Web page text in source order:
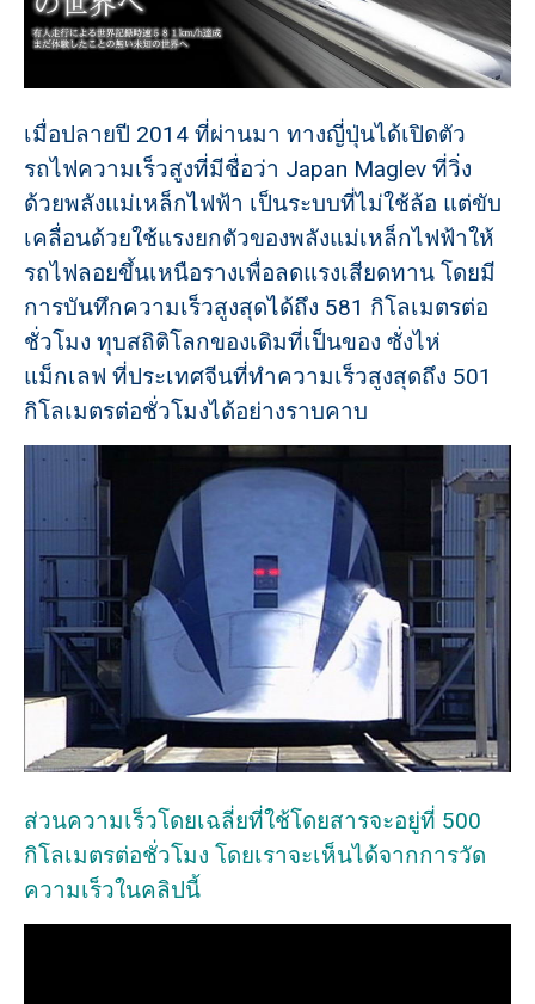
เมื่อปลายปี 2014 ที่ผ่านมา ทางญี่ปุ่นได้เปิดตัว
รถไฟความเร็วสูงที่มีชื่อว่า Japan Maglev ที่วิ่ง
ด้วยพลังแม่เหล็กไฟฟ้า เป็นระบบที่ไม่ใช้ล้อ แต่ขับ
เคลื่อนด้วยใช้แรงยกตัวของพลังแม่เหล็กไฟฟ้าให้
รถไฟลอยขึ้นเหนือรางเพื่อลดแรงเสียดทาน โดยมี
การบันทึกความเร็วสูงสุดได้ถึง 581 กิโลเมตรต่อ
ชั่วโมง ทุบสถิติโลกของเดิมที่เป็นของ ซั่งไห่
แม็กเลฟ ที่ประเทศจีนที่ทำความเร็วสูงสุดถึง 501
กิโลเมตรต่อชั่วโมงได้อย่างราบคาบ
ส่วนความเร็วโดยเฉลี่ยที่ใช้โดยสารจะอยู่ที่ 500
กิโลเมตรต่อชั่วโมง โดยเราจะเห็นได้จากการวัด
ความเร็วในคลิปนี้